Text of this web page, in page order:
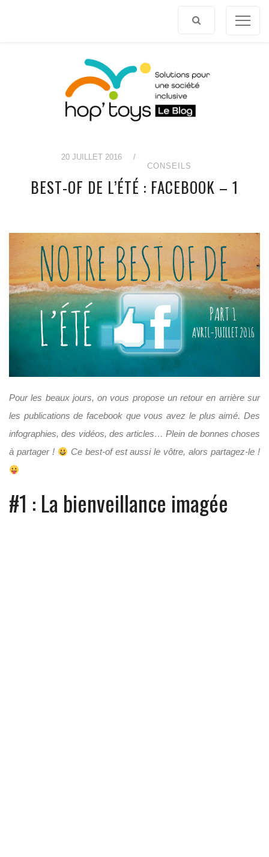
20 JUILLET 2016
/
CONSEILS
BEST-OF DE L’ÉTÉ : FACEBOOK – 1
Pour les beaux jours, on vous propose un retour en arrière sur
les publications de facebook que vous avez le plus aimé. Des
infographies, des vidéos, des articles… Plein de bonnes choses
à partager !
Ce best-of est aussi le vôtre, alors partagez-le !
#1 : La bienveillance imagée